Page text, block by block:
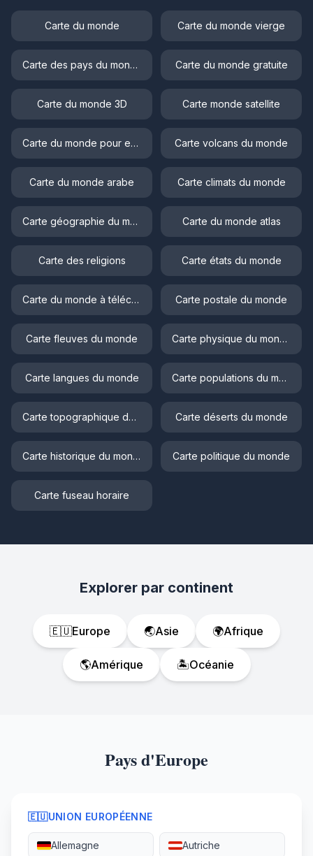
Carte du monde Carte du monde vierge
Carte des pays du monde Carte du monde gratuite
Carte du monde 3D Carte monde satellite
Carte du monde pour enfant Carte volcans du monde
Carte du monde arabe Carte climats du monde
Carte géographie du monde Carte du monde atlas
Carte des religions Carte états du monde
Carte du monde à télécharger Carte postale du monde
Carte fleuves du monde Carte physique du monde
Carte langues du monde Carte populations du monde
Carte topographique du monde Carte déserts du monde
Carte historique du monde Carte politique du monde
Carte fuseau horaire
Explorer par continent
🇪🇺Europe 🌏Asie 🌍Afrique
🌎Amérique 🏝️Océanie
Pays d'Europe
🇪🇺UNION EUROPÉENNE
Allemagne Autriche